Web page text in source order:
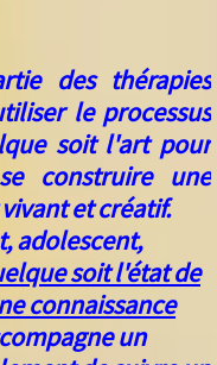
des thérapies
le processus
soit l'art pour
construire une
et créatif.
adolescent,
soit l'état de
connaissance
un